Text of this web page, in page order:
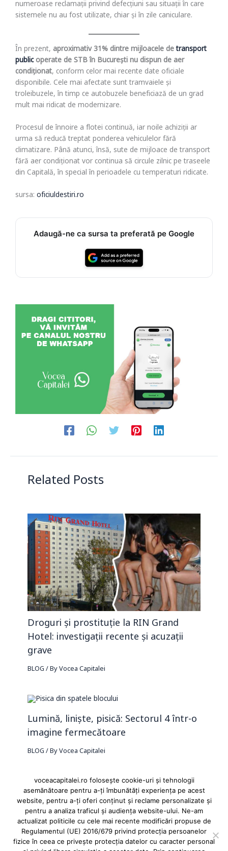
numeroase reclamații privind defecțiuni sau situații în care
sistemele nu au fost utilizate, chiar și în zile caniculare.
În prezent, aproximativ 31% dintre mijloacele detransport
publicoperate de STB în București nu dispun de aer
condiționat, conform celor mai recente date oficiale
disponibile. Cele mai afectate sunt tramvaiele și
troleibuzele, în timp ce autobuzele beneficiază de un grad
mult mai ridicat de modernizare.
Procesul de înnoire a flotei continuă, iar noile achiziții ar
urma să reducă treptat ponderea vehiculelor fără
climatizare. Până atunci, însă, sute de mijloace de transport
fără aer condiționat vor continua să circule zilnic pe traseele
din Capitală, în special în perioadele cu temperaturi ridicate.
sursa: oficiuldestiri.ro
Adaugă-ne ca sursa ta preferată pe Google
Related Posts
Droguri și prostituție la RIN Grand
Hotel: investigații recente și acuzații
grave
BLOG / ByVocea Capitalei
Lumină, liniște, pisică: Sectorul 4 într-o
imagine fermecătoare
BLOG / ByVocea Capitalei
Reclame și advertoriale pe Vocea Capitalei
Powered byINFINITUS ADVERTISING
voceacapitalei.ro folosește cookie-uri și tehnologii
asemănătoare pentru a-ți îmbunătăți experiența pe acest
website, pentru a-ți oferi conținut și reclame personalizate și
pentru a analiza traficul și audiența website-ului. Ne-am
actualizat politicile cu cele mai recente modificări propuse de
Regulamentul (UE) 2016/679 privind protecția persoanelor
fizice în ceea ce privește protecția datelor cu caracter personal